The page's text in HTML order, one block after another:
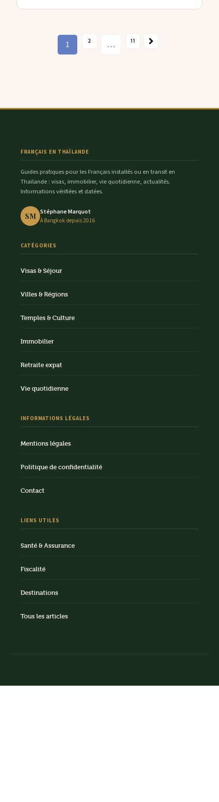
1 2 … 11
SUIVANT →
FRANÇAIS EN THAÏLANDE
Guides pratiques pour les Français installés ou en transit en
Thaïlande : visas, immobilier, vie quotidienne, actualités.
Informations vérifiées et datées.
SM Stéphane Marquot
À Bangkok depuis 2016
CATÉGORIES
Visas & Séjour
Villes & Régions
Temples & Culture
Immobilier
Retraite expat
Vie quotidienne
INFORMATIONS LÉGALES
Mentions légales
Politique de confidentialité
Contact
LIENS UTILES
Santé & Assurance
Fiscalité
Destinations
Tous les articles